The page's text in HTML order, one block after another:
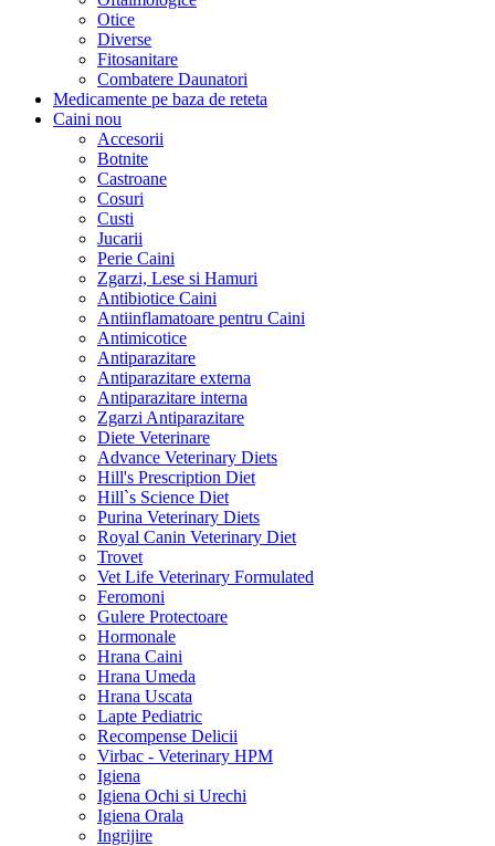
Otice
Diverse
Fitosanitare
Combatere Daunatori
Medicamente pe baza de reteta
Caini nou
Accesorii
Botnite
Castroane
Cosuri
Custi
Jucarii
Perie Caini
Zgarzi, Lese si Hamuri
Antibiotice Caini
Antiinflamatoare pentru Caini
Antimicotice
Antiparazitare
Antiparazitare externa
Antiparazitare interna
Zgarzi Antiparazitare
Diete Veterinare
Advance Veterinary Diets
Hill's Prescription Diet
Hill`s Science Diet
Purina Veterinary Diets
Royal Canin Veterinary Diet
Trovet
Vet Life Veterinary Formulated
Feromoni
Gulere Protectoare
Hormonale
Hrana Caini
Hrana Umeda
Hrana Uscata
Lapte Pediatric
Recompense Delicii
Virbac - Veterinary HPM
Igiena
Igiena Ochi si Urechi
Igiena Orala
Ingrijire